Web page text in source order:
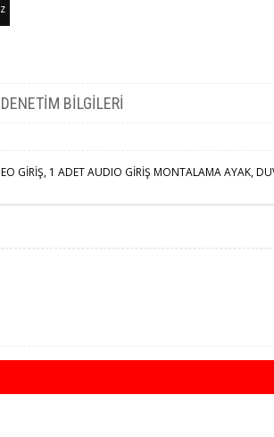
DENETIM BILGILERI
GİRİŞ, 1 ADET AUDIO GİRİŞ MONTALAMA AYAK,